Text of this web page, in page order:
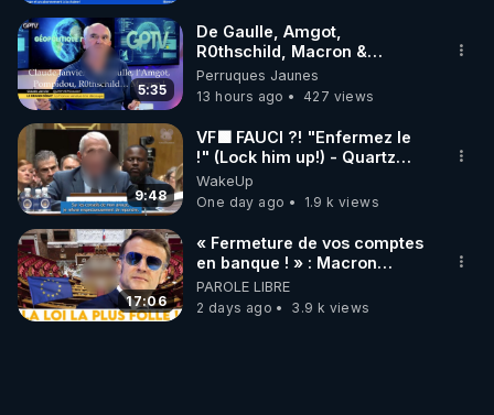
5:35
De Gaulle, Amgot,
R0thschild, Macron &
Pompidou… Macron Claude
Janvier, GPTV, 18 X 2024
Perruques Jaunes
13 hours ago
427 views
9:48
VF🟩 FAUCI ?! "Enfermez le
!" (Lock him up!) - Quartz
Traduction
WakeUp
One day ago
1.9 k views
17:06
« Fermeture de vos comptes
en banque ! » : Macron
impose une loi folle !
PAROLE LIBRE
2 days ago
3.9 k views